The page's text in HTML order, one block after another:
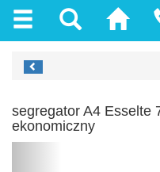
segregator A4 Esselte
ekonomiczny